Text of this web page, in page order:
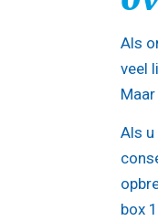
Als
veel
Als
box